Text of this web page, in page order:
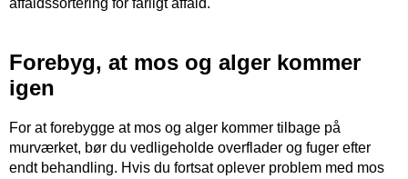
Forebyg, at mos og alger kommer
igen
For at forebygge at mos og alger kommer tilbage på
murværket, bør du vedligeholde overflader og fuger efter
endt behandling. Hvis du fortsat oplever problem med mos